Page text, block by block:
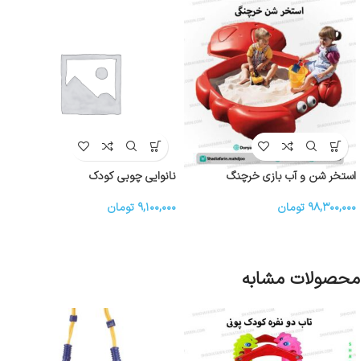
استخر شن و آب بازی خرچنگ
۹۸,۳۰۰,۰۰۰ تومان
نانوایی چوبی کودک
۹,۱۰۰,۰۰۰ تومان
محصولات مشابه